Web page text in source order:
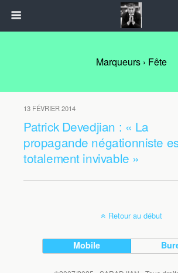
Marqueurs › Fête
13 FÉVRIER 2014
Patrick Devedjian : « La
propagande négationniste
totalement invivable »
Retour au début
Mobile